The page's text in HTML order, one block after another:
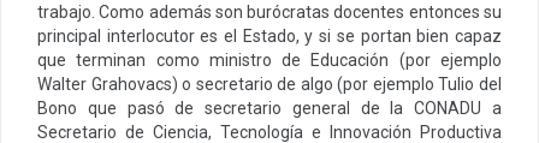
trabajo. Como además son burócratas docentes entonces su
principal interlocutor es el Estado, y si se portan bien capaz
que terminan como ministro de Educación (por ejemplo
Walter Grahovacs) o secretario de algo (por ejemplo Tulio del
Bono que pasó de secretario general de la CONADU a
Secretario de Ciencia, Tecnología e Innovación Productiva